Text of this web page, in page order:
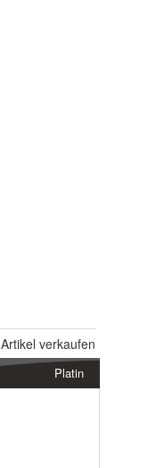
Artikel verkaufen
Platin